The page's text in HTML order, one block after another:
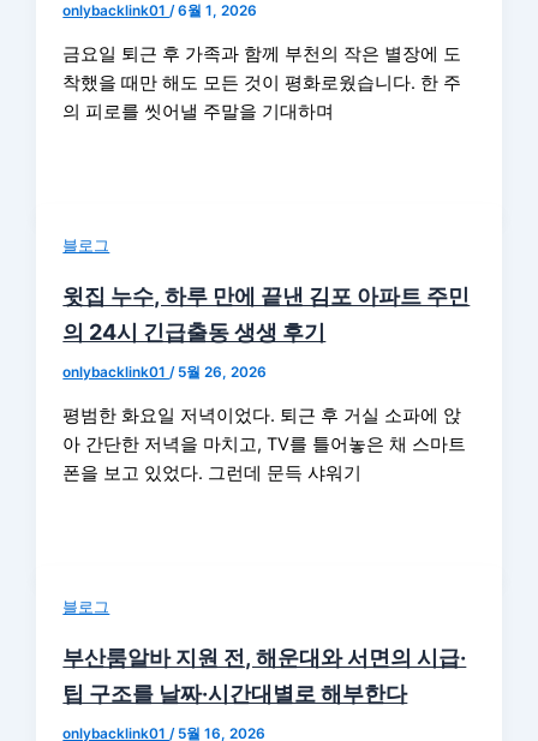
onlybacklink01/6월 1, 2026
금요일 퇴근 후 가족과 함께 부천의 작은 별장에 도
착했을 때만 해도 모든 것이 평화로웠습니다. 한 주
의 피로를 씻어낼 주말을 기대하며
블로그
윗집 누수, 하루 만에 끝낸 김포 아파트 주민
의 24시 긴급출동 생생 후기
onlybacklink01/ 5월 26, 2026
평범한 화요일 저녁이었다. 퇴근 후 거실 소파에 앉
아 간단한 저녁을 마치고, TV를 틀어놓은 채 스마트
폰을 보고 있었다. 그런데 문득 샤워기
블로그
부산룸알바 지원 전, 해운대와 서면의 시급·
팁 구조를 날짜·시간대별로 해부한다
onlybacklink01/ 5월 16, 2026